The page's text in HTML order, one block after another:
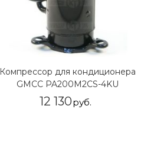
Компрессор для кондиционера
GMCC PA200M2CS-4KU
12 130руб.